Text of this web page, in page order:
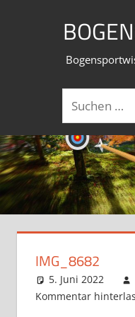
Suchen
nach:
IMG_8682
5. Juni 2022
Kommentar